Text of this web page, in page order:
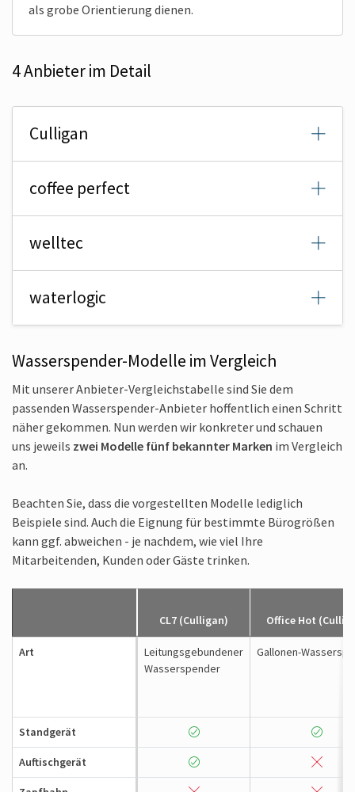
als grobe Orientierung dienen.
4 Anbieter im Detail
Culligan
coffee perfect
welltec
waterlogic
Wasserspender-Modelle im Vergleich
Mit unserer Anbieter-Vergleichstabelle sind Sie dem
passenden Wasserspender-Anbieter hoffentlich einen Schritt
näher gekommen. Nun werden wir konkreter und schauen
uns jeweils zwei Modelle fünf bekannter Marken im Vergleich
an.
Beachten Sie, dass die vorgestellten Modelle lediglich
Beispiele sind. Auch die Eignung für bestimmte Bürogrößen
kann ggf. abweichen - je nachdem, wie viel Ihre
Mitarbeitenden, Kunden oder Gäste trinken.
CL7 (Culligan) Office Hot
Art
Leitungsgebundener
Wasserspender
Gallonen-
Standgerät
Auftischgerät